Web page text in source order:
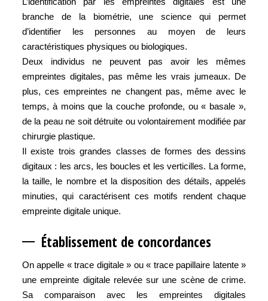
branche de la biométrie, une science qui permet
d’identifier les personnes au moyen de leurs
caractéristiques physiques ou biologiques.
Deux individus ne peuvent pas avoir les mêmes
empreintes digitales, pas même les vrais jumeaux. De
plus, ces empreintes ne changent pas, même avec le
temps, à moins que la couche profonde, ou « basale »,
de la peau ne soit détruite ou volontairement modifiée par
chirurgie plastique.
Il existe trois grandes classes de formes des dessins
digitaux : les arcs, les boucles et les verticilles. La forme,
la taille, le nombre et la disposition des détails, appelés
minuties, qui caractérisent ces motifs rendent chaque
empreinte digitale unique.
Établissement de concordances
On appelle « trace digitale » ou « trace papillaire latente »
une empreinte digitale relevée sur une scène de crime.
Sa comparaison avec les empreintes digitales